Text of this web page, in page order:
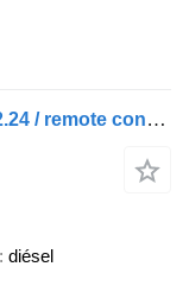
MAN TGS 26.420 6×4 / Fassi F215A.2.24 / remote control / Rotator / p
diésel